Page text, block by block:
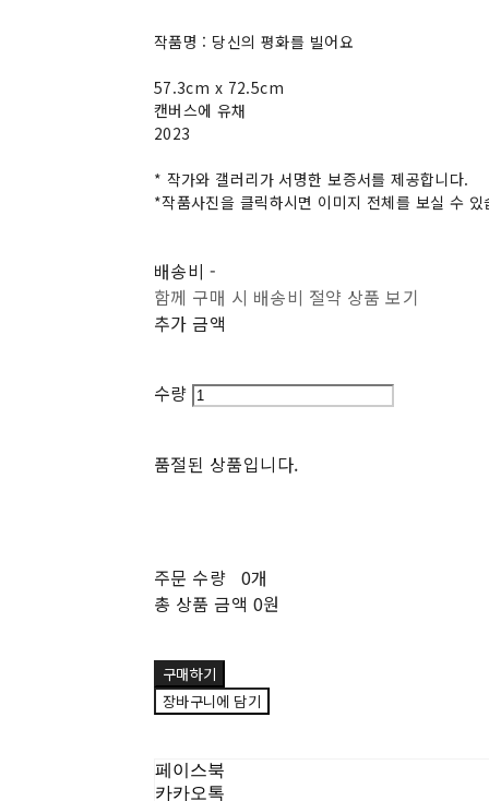
작품명 : 당신의 평화를 빌어요
57.3cm x 72.5cm
캔버스에 유채
2023
* 작가와 갤러리가 서명한 보증서를 제공합니다.
*작품사진을 클릭하시면 이미지 전체를 보실 수 있
배송비 -
함께 구매 시 배송비 절약 상품 보기
추가 금액
수량
품절된 상품입니다.
주문 수량 0개
총 상품 금액 0원
구매하기
장바구니에 담기
페이스북
카카오톡